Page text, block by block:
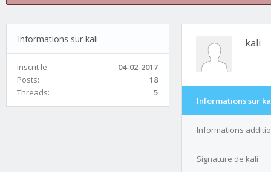
Informations sur kali
Inscrit le :
04-02-2017
Posts:
18
Threads:
5
kali
Informations sur
Informations
Signature de kali